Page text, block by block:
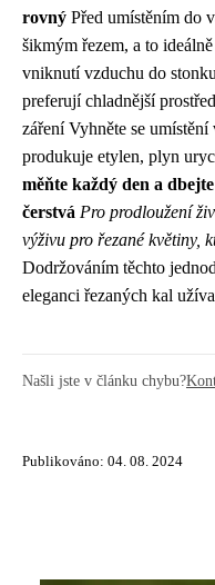
rovný Před umístěním do
šikmým řezem, a to
vniknutí vzduchu do
preferují chladnější
záření Vyhněte se
produkuje etylen, plyn
měňte každý den a
čerstvá Pro prodloužení
výživu pro řezané květiny,
Dodržováním těchto
eleganci řezaných kal
Našli jste v článku chybu?
Publikováno: 04. 08. 2024